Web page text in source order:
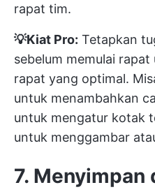
rapat tim.
💡Kiat Pro: Tetapkan
sebelum memulai
rapat yang optimal.
untuk menambahkan
untuk mengatur kotak
untuk menggambar
7. Menyimpan